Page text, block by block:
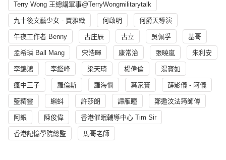
Terry Wong 王總講軍事@TerryWongmilitarytalk
九十後文藝少女 - 賈雅緻 何啟明 何爵天導演
午夜工作者 Benny 古庄辰 古立 吳佩孚 基哥
孟希璘 Ball Mang 宋浩暉 康常治 張曉嵐 朱利安
李錦鴻 李鑑峰 梁天琦 楊偉倫 湯寳如
瘋中三子 羅倫斯 羅海憫 葉家寶 薛影儀 - 阿儀
藍精靈 蝌蚪 許莎朗 譚雁瞳 鄭遨汶法筠師傅
阿銀 陳俊偉 香港催眠輔導中心 Tim Sir
香港記憶學院總監 馬哥老師